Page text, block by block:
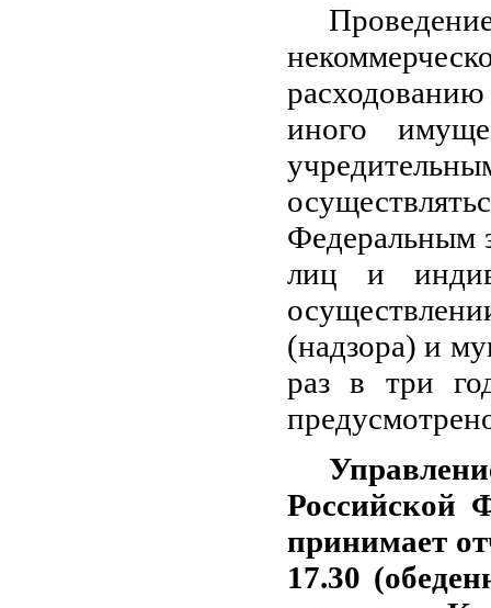
иного
Федеральным
лиц и
(надзора) и
раз в три
Российской
принимает
17.30